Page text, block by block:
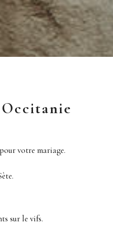
votre mariage.
sur le vifs.